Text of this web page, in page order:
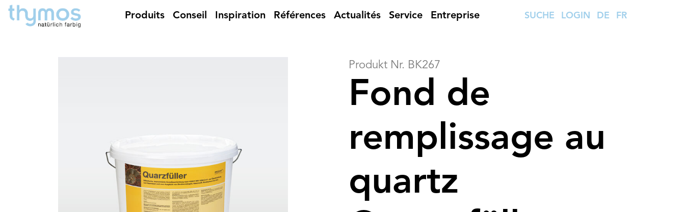
Produits Conseil Inspiration Références Actualités Service Entreprise SUCHE LOGIN DE FR
Produkt Nr. BK267
Fond de
remplissage au
quartz